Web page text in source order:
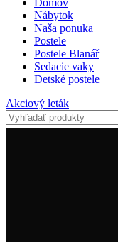
Domov
Nábytok
Naša ponuka
Postele
Postele Blanář
Sedacie vaky
Detské postele
Akciový leták